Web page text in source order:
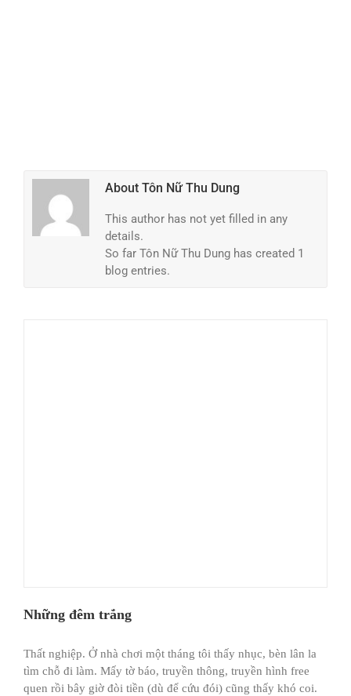
AboutTôn Nữ Thu Dung
This author has not yet filled in any
details.
So far Tôn Nữ Thu Dung has created 1
blog entries.
Những đêm trắng
Thất nghiệp. Ở nhà chơi một tháng tôi thấy nhục, bèn lân la
tìm chỗ đi làm. Mấy tờ báo, truyền thông, truyền hình free
quen rồi bây giờ đòi tiền (dù để cứu đói) cũng thấy khó coi.